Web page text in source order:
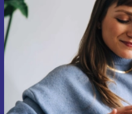
Tilmeld dig vores
første gang og
Gå aldrig glip af et
Anmod om
Du kan finde information omkring vores